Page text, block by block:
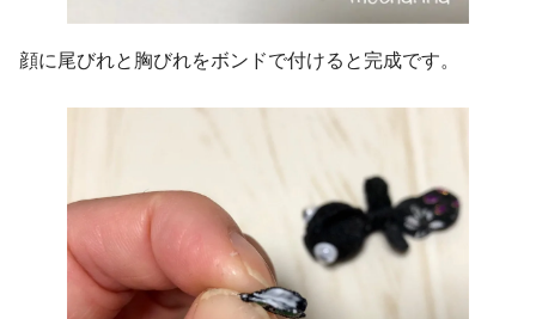
顔に尾びれと胸びれをボンドで付けると完成です。